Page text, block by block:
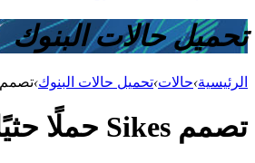
تحميل حالات البنوك
الرئيسية›حالات›تحميل حالات البنوك›تصمم Sikes حملًا حثيًا لشركة Daikin Malaysia.
تصمم Sikes حملًا حثيًا لشركة Daikin Malaysia.